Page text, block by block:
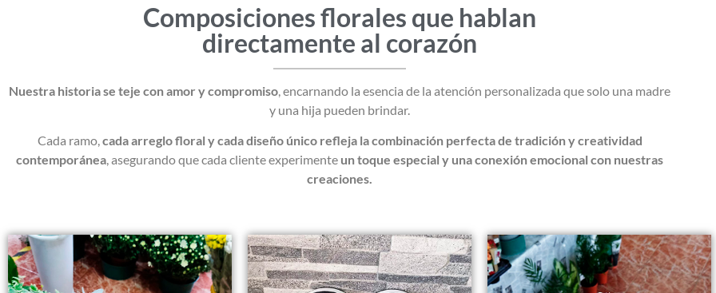
Composiciones florales que hablan
directamente al corazón
Nuestra historia se teje con amor y compromiso , encarnando la esencia de la atención personalizada que solo una madre
y una hija pueden brindar.
Cada ramo,cada arreglo floral y cada diseño único refleja la combinación perfecta de tradición y creatividad
contemporánea, asegurando que cada cliente experimente un toque especial y una conexión emocional con nuestras
creaciones.